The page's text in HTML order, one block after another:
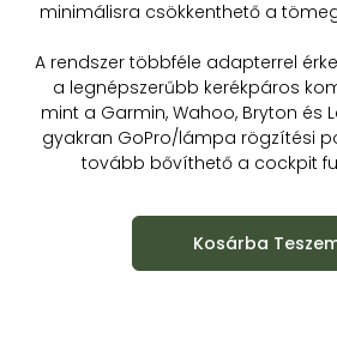
minimálisra csökkenthető a
A rendszer többféle adapterrel
a legnépszerűbb kerékpáros
mint a Garmin, Wahoo, Bryton és
gyakran GoPro/lámpa rögzítési
tovább bővíthető a cockpit
Kosárba